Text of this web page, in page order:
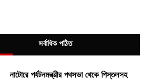
সর্বাধিক পঠিত
নাটোরে পর্যটনমন্ত্রীর পথসভা থেকে পিস্তলসহ